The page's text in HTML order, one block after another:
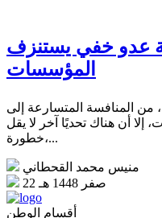
عدو خفي يستنزف
المؤسسات
من المنافسة المتسارعة إلى
إلا أن هناك تحديًا آخر لا يقل
خطورة،...
منيس محمد القحطاني
22 صفر 1448 هـ
أقسام الوطن